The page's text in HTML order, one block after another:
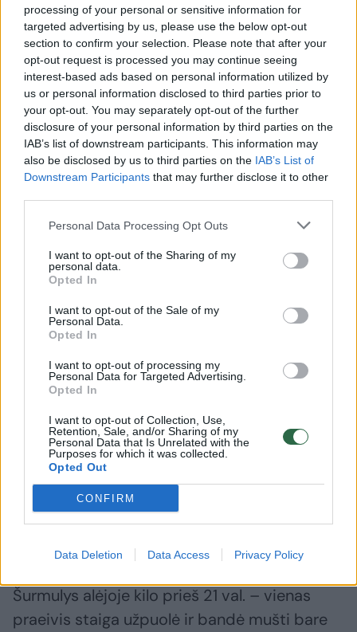
processing of your personal or sensitive information for
targeted advertising by us, please use the below opt-out
section to confirm your selection. Please note that after your
opt-out request is processed you may continue seeing
interest-based ads based on personal information utilized by
us or personal information disclosed to third parties prior to
your opt-out. You may separately opt-out of the further
disclosure of your personal information by third parties on the
IAB’s list of downstream participants. This information may
also be disclosed by us to third parties on the IAB’s List of
Downstream Participants that may further disclose it to other
Personal Data Processing Opt Outs
I want to opt-out of the Sharing of my
personal data.
Opted In
I want to opt-out of the Sale of my
Personal Data.
Opted In
I want to opt-out of processing my
Personal Data for Targeted Advertising.
Opted In
I want to opt-out of Collection, Use,
Retention, Sale, and/or Sharing of my
Personal Data that Is Unrelated with the
Purposes for which it was collected.
Opted Out
CONFIRM
Data Deletion Data Access Privacy Policy
Klaipėdos policininkai aiškinasi, kas jauną
vyrą paskatino netikėtai pulti mušti
pačiame miesto centre esančiame bare
ramiai laiką leidusį nepažįstamą gerokai
vyresnį asmenį.
Smurtinis nusikaltimas uostamiesčio centre
esančioje Martyno Mažvydo pėsčiųjų alėjoje
įvykdytas trečiadienio (rugpjūčio 5 d.)
vakarą.
Tuo metu šiltą vakarą lauko kavinėse leido
nemažai klaipėdiečių ir miesto svečių.
Šurmulys alėjoje kilo prieš 21 val. – vienas
praeivis staiga užpuolė ir bandė mušti bare